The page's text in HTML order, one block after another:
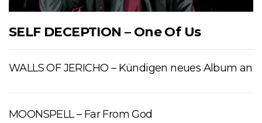
SELF DECEPTION – One Of Us
WALLS OF JERICHO – Kündigen neues Album an
MOONSPELL – Far From God